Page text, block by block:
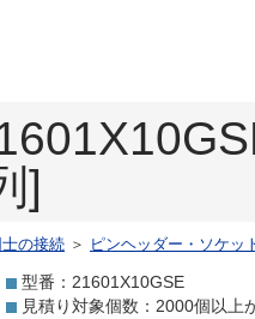
]
の接続 ＞ ピンヘッダー・ソケッ
型番：21601X10GSE
見積り対象個数：2000個以上